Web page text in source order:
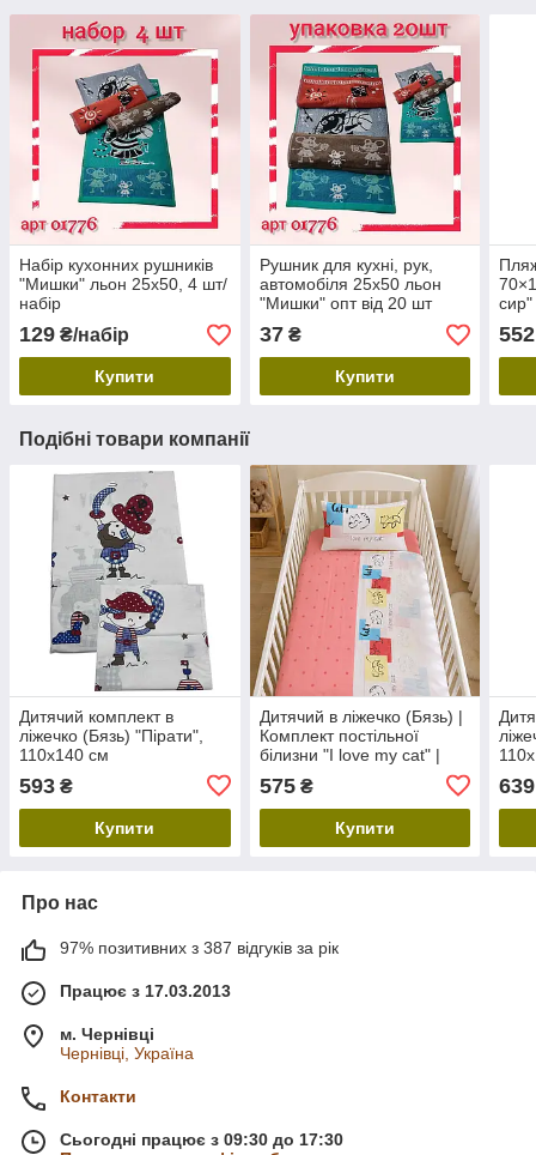
Набір кухонних рушників
"Мишки" льон 25х50, 4 шт/
набір
129 ₴/набір
Купити
Рушник для кухні, рук,
автомобіля 25х50 льон
"Мишки" опт від 20 шт
37₴
Купити
сир"
552
Подібні товари компанії
Дитячий комплект в
ліжечко (Бязь) "Пірати",
110х140 см
593 ₴
Купити
Дитячий в ліжечко (Бязь) |
Комплект постільної
білизни "I love my cat" |
575₴
Купити
639
Про нас
97% позитивних з 387 відгуків за рік
Працює з 17.03.2013
м. Чернівці
Чернівці, Україна
Контакти
Сьогодні працює з 09:30 до 17:30